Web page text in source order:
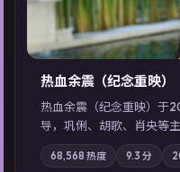
热血余震（纪念重映）
热血余震（纪念重映）于
导，巩俐、胡歌、肖央等
的执念在暴风雨夜正面相
可通过「国产免费观看高
68,568 热度 9.3 分